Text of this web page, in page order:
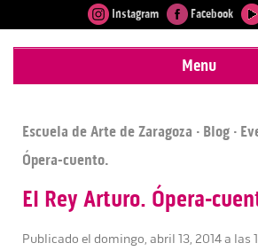
Instagram Facebook
Menu
Escuela de Arte de Zaragoza · Blog ·
Ópera-cuento.
El Rey Arturo. Ópera-
Publicado el domingo, abril 13, 2014 a las